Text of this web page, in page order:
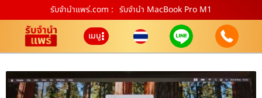
รับจํานําแพร่.com : รับจำนำ MacBook Pro M1
เมนู